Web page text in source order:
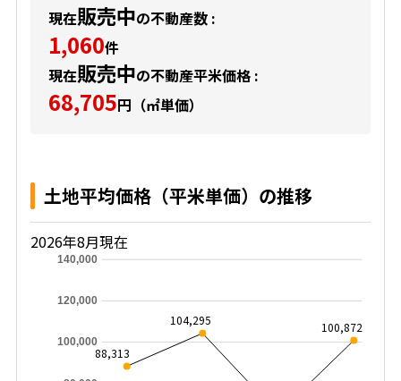
現在販売中の不動産数 :
1,060件
現在販売中の不動産平米価格 :
68,705円（㎡単価）
土地平均価格（平米単価）の推移
2026年8月現在
100,000
120,000
140,000
88,313
104,295 100,872